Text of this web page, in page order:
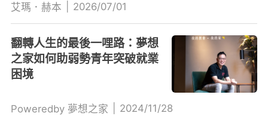
艾瑪．赫本 2026/07/01
翻轉人生的最後一哩路：夢想
之家如何助弱勢青年突破就業
困境
Poweredby 夢想之家 2024/11/28